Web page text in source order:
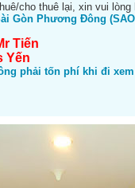
cho thuê lại, xin vui
Gòn Phương Đông
Tiến
Yến
phải tốn phí khi đi